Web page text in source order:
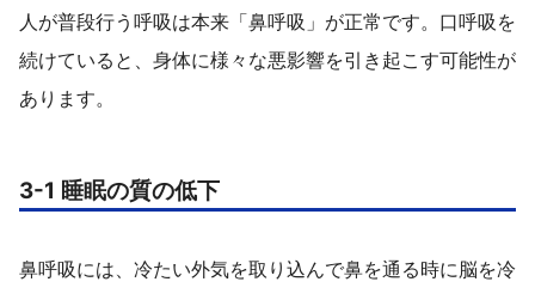
人が普段行う呼吸は本来「鼻呼吸」が正常です。口呼吸を
続けていると、身体に様々な悪影響を引き起こす可能性が
あります。
3-1 睡眠の質の低下
鼻呼吸には、冷たい外気を取り込んで鼻を通る時に脳を冷